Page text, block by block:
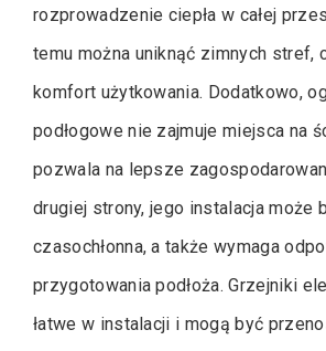
rozprowadzenie ciepła w całej
temu można uniknąć zimnych stref,
komfort użytkowania. Dodatkowo,
podłogowe nie zajmuje miejsca na
pozwala na lepsze
drugiej strony, jego instalacja może
czasochłonna, a także wymaga
przygotowania podłoża. Grzejniki
łatwe w instalacji i mogą być